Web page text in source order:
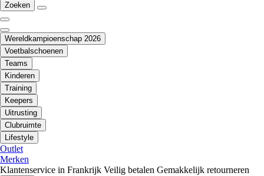
Zoeken
Wereldkampioenschap 2026
Voetbalschoenen
Teams
Kinderen
Training
Keepers
Uitrusting
Clubruimte
Lifestyle
Outlet
Merken
Klantenservice in Frankrijk Veilig betalen Gemakkelijk retourneren